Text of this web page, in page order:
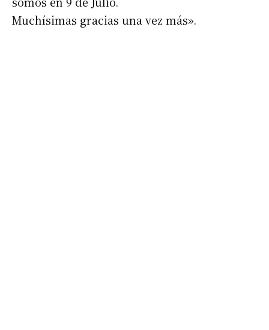
Apellidos
Muchísimas gracias una vez más».